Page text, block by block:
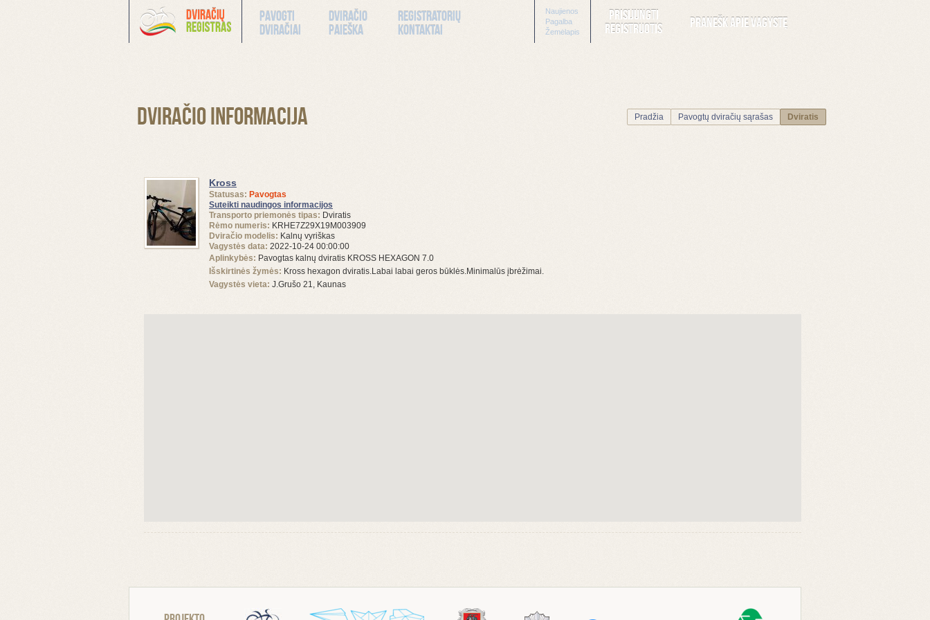
Pavogti
dviračiai
Dviračio
paieška
Registratorių
kontaktai
Pranešk apie vagystę
Prisijungti
Registruotis
Naujienos
Pagalba
Žemėlapis
Dviračio informacija Pradžia Pavogtų dviračių sąrašas Dviratis
Kross
Statusas: Pavogtas
Suteikti naudingos informacijos
Transporto priemonės tipas: Dviratis
Rėmo numeris: KRHE7Z29X19M003909
Dviračio modelis: Kalnų vyriškas
Vagystės data: 2022-10-24 00:00:00
Aplinkybės: Pavogtas kalnų dviratis KROSS HEXAGON 7.0
Išskirtinės žymės: Kross hexagon dviratis.Labai labai geros būklės.Minimalūs įbrėžimai.
Vagystės vieta: J.Grušo 21, Kaunas